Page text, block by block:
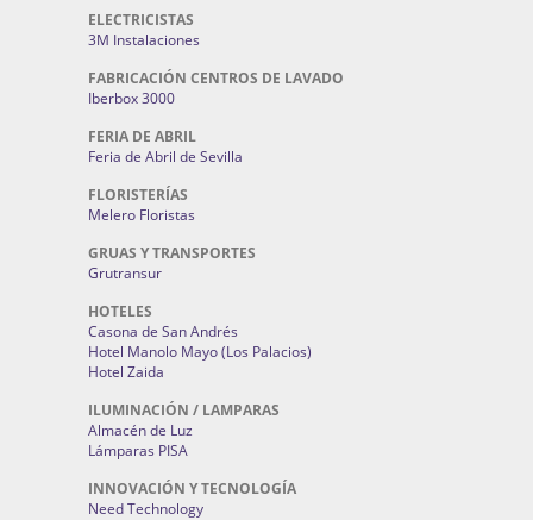
ELECTRICISTAS
3M Instalaciones
FABRICACIÓN CENTROS DE LAVADO
Iberbox 3000
FERIA DE ABRIL
Feria de Abril de Sevilla
FLORISTERÍAS
Melero Floristas
GRUAS Y TRANSPORTES
Grutransur
HOTELES
Casona de San Andrés
Hotel Manolo Mayo (Los Palacios)
Hotel Zaida
ILUMINACIÓN / LAMPARAS
Almacén de Luz
Lámparas PISA
INNOVACIÓN Y TECNOLOGÍA
Need Technology